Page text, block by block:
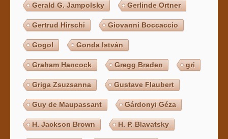
Gerald G. Jampolsky Gerlinde Ortner
Gertrud Hirschi Giovanni Boccaccio
Gogol Gonda István
Graham Hancock Gregg Braden gri
Griga Zsuzsanna Gustave Flaubert
Guy de Maupassant Gárdonyi Géza
H. Jackson Brown H. P. Blavatsky